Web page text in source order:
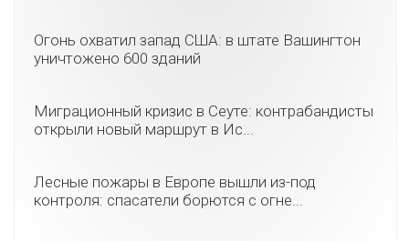
Огонь охватил запад США: в штате Вашингтон
уничтожено 600 зданий
Миграционный кризис в Сеуте: контрабандисты
открыли новый маршрут в Ис...
Лесные пожары в Европе вышли из-под
контроля: спасатели борются с огне...